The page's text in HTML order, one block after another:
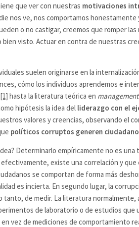
que ver con nuestras motivaciones
nos ve, nos comportamos honestamente
o no castigar, creemos que romper
visto. Actuar en contra de nuestras
suelen originarse en la
cómo los individuos aprendemos e
[1] hasta la literatura teórica en management
hipótesis la idea del liderazgo con el
valores y creencias, observando el
políticos corruptos generen
Determinarlo empíricamente no es una
existe una correlación y que
se comportan de forma más
es incierta. En segundo lugar, la
tanto, de medir. La literatura normalmente,
de laboratorio o de estudios
vez de mediciones de comportamiento